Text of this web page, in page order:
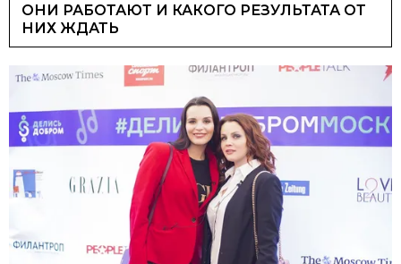
ОНИ РАБОТАЮТ И КАКОГО РЕЗУЛЬТАТА ОТ
НИХ ЖДАТЬ